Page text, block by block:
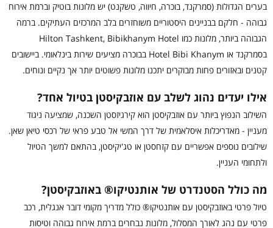
בערים הגדולות (סמרקנד, בוכרה, חיווה, טשקנט) יש מלונות בוטיק וברמת אירוח
גבוהה - חלקם בבניינים היסטוריים משוחזרים בלב המרכזים העתיקים. ברמה
הגבוהה ביותר, מלונות כמו Hilton Tashkent, Bibikhanym Hotel
בסמרקנד או Hotel Bibi Khanym בבוכרה מציעים שירות בינלאומי. ביישובים
קטנים ובאזורים פחות מבוקרים יתכנו מלונות פשוטים יותר אך נקיים ונוחים.
אילו יעדים נהוג לשלב עם אוזבקיסטן בטיול אחד?
השילוב הנפוץ ביותר עם אוזבקיסטן הוא קירגיזסטן השכנה, שמציעה ניגוד
מעניין - מאדריכלות איסלאמית של דרך המשי אל טבע פראי של רכסי טיאן שאן.
שילובים נוספים אפשריים עם קזחסטן או טג'יקיסטן, בהתאם למשך הטיול
ולתחומי העניין.
מה כולל הסטנדרט של אותנטיקו® באוזבקיסטן?
טיול פרטי באוזבקיסטן עם אותנטיקו® כולל מדריך מקומי דובר אנגלית, רכב
פרטי עם נהג לאורך המסלול, מלונות נבחרים ברמת אירוח גבוהה וטיסות